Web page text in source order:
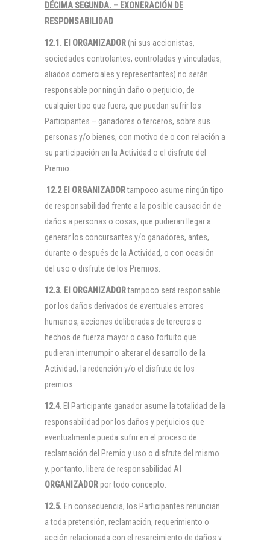
DÉCIMA SEGUNDA. – EXONERACIÓN DE
RESPONSABILIDAD
12.1. El ORGANIZADOR (ni sus accionistas,
sociedades controlantes, controladas y vinculadas,
aliados comerciales y representantes) no serán
responsable por ningún daño o perjuicio, de
cualquier tipo que fuere, que puedan sufrir los
Participantes – ganadores o terceros, sobre sus
personas y/o bienes, con motivo de o con relación a
su participación en la Actividad o el disfrute del
Premio.
12.2 El ORGANIZADORtampoco asume ningún tipo
de responsabilidad frente a la posible causación de
daños a personas o cosas, que pudieran llegar a
generar los concursantes y/o ganadores, antes,
durante o después de la Actividad, o con ocasión
del uso o disfrute de los Premios.
12.3. El ORGANIZADORtampoco será responsable
por los daños derivados de eventuales errores
humanos, acciones deliberadas de terceros o
hechos de fuerza mayor o caso fortuito que
pudieran interrumpir o alterar el desarrollo de la
Actividad, la redención y/o el disfrute de los
premios.
12.4 . El Participante ganador asume la totalidad de la
responsabilidad por los daños y perjuicios que
eventualmente pueda sufrir en el proceso de
reclamación del Premio y uso o disfrute del mismo
y, por tanto, libera de responsabilidad A
ORGANIZADOR por todo concepto.
12.5. En consecuencia, los Participantes renuncian
a toda pretensión, reclamación, requerimiento o
acción relacionada con el resarcimiento de daños y